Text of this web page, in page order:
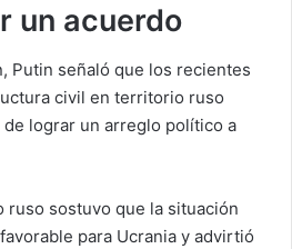
un acuerdo
Putin señaló que los recientes
civil en territorio ruso
lograr un arreglo político a
ruso sostuvo que la situación
para Ucrania y advirtió